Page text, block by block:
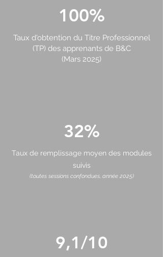
100%
Taux d'obtention du Titre Professionnel
(TP) des apprenants de B&C
(Mars 2025)
32%
Taux de remplissage moyen des modules
suivis
(toutes sessions confondues, année 2025)
9,1/10